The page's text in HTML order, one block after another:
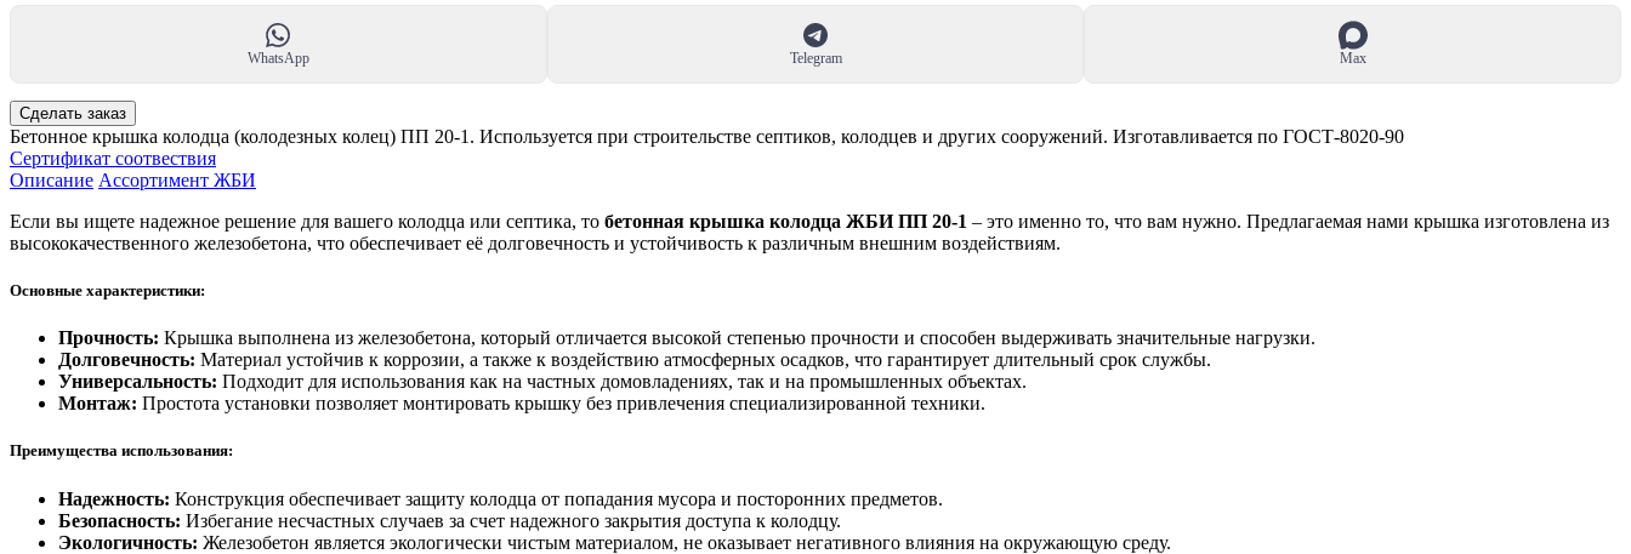
WhatsApp Telegram Max
Сделать заказ
Бетонное крышка колодца (колодезных колец) ПП 20-1. Используется при строительстве септиков, колодцев и других сооружений. Изготавливается по ГОСТ-8020-90
Сертификат соотвествия
Описание Ассортимент ЖБИ
Если вы ищете надежное решение для вашего колодца или септика, то бетонная крышка колодца ЖБИ ПП 20-1 – это именно то, что вам нужно. Предлагаемая нами крышка изготовлена из
высококачественного железобетона, что обеспечивает её долговечность и устойчивость к различным внешним воздействиям.
Основные характеристики:
Прочность: Крышка выполнена из железобетона, который отличается высокой степенью прочности и способен выдерживать значительные нагрузки.
Долговечность: Материал устойчив к коррозии, а также к воздействию атмосферных осадков, что гарантирует длительный срок службы.
Универсальность: Подходит для использования как на частных домовладениях, так и на промышленных объектах.
Монтаж: Простота установки позволяет монтировать крышку без привлечения специализированной техники.
Преимущества использования:
Надежность: Конструкция обеспечивает защиту колодца от попадания мусора и посторонних предметов.
Безопасность: Избегание несчастных случаев за счет надежного закрытия доступа к колодцу.
Экологичность: Железобетон является экологически чистым материалом, не оказывает негативного влияния на окружающую среду.